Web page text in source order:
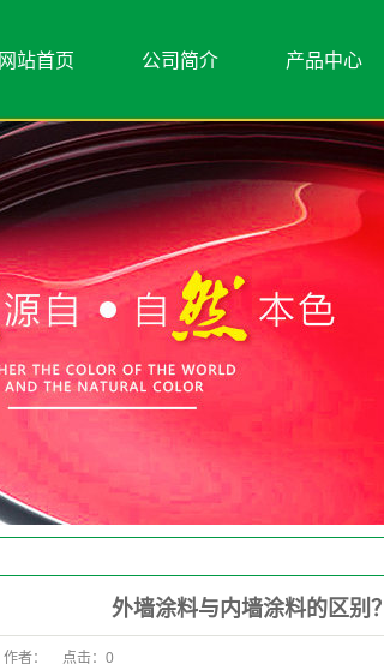
网站首页 公司简介
公司简介
联系我们
产品中心
水包水
水包砂
艺术漆类
岩片真石漆
内外墙涂料
外墙涂料与内墙涂料的区别？
作者： 点击： 0